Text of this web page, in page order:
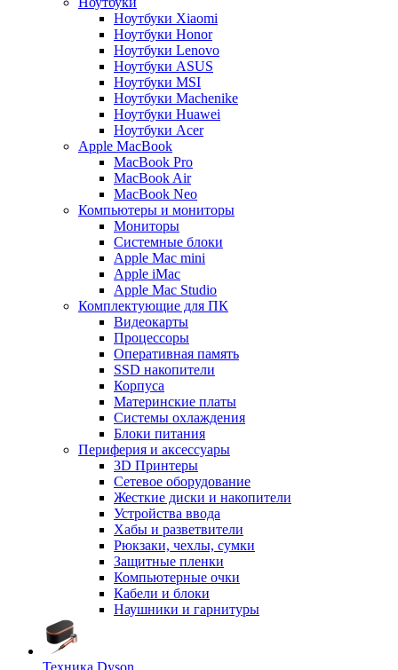
Ноутбуки Xiaomi
Ноутбуки Honor
Ноутбуки Lenovo
Ноутбуки ASUS
Ноутбуки MSI
Ноутбуки Machenike
Ноутбуки Huawei
Ноутбуки Acer
Apple MacBook
MacBook Pro
MacBook Air
MacBook Neo
Компьютеры и мониторы
Мониторы
Системные блоки
Apple Mac mini
Apple iMac
Apple Mac Studio
Комплектующие для ПК
Видеокарты
Процессоры
Оперативная память
SSD накопители
Корпуса
Материнские платы
Системы охлаждения
Блоки питания
Периферия и аксессуары
3D Принтеры
Сетевое оборудование
Жесткие диски и накопители
Устройства ввода
Хабы и разветвители
Рюкзаки, чехлы, сумки
Защитные пленки
Компьютерные очки
Кабели и блоки
Наушники и гарнитуры
Техника Dyson